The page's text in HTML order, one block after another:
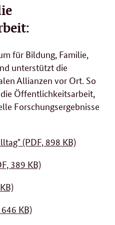
für Bildung, Familie,
unterstützt die
Allianzen vor Ort. So
Öffentlichkeitsarbeit,
Forschungsergebnisse
(PDF, 898 KB)
389 KB)
KB)